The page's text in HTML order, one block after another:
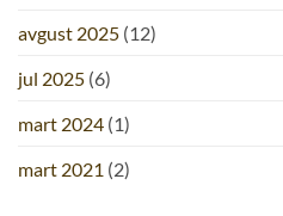
avgust 2025 (12)
jul 2025 (6)
mart 2024 (1)
mart 2021 (2)